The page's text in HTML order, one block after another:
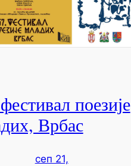
поезије
Врбас
сеп 21,